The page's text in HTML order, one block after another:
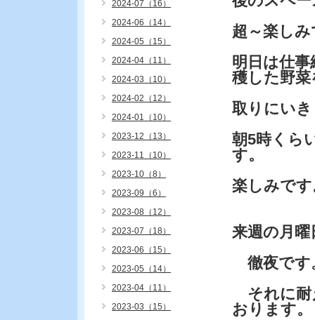
超～楽し
明日は仕
穫した野菜
取りにい
朝5時くら
す。
楽しみです
来週の月
徹夜です
それに耐
おります。
2024-07（16）
2024-06（14）
2024-05（15）
2024-04（11）
2024-03（10）
2024-02（12）
2024-01（10）
2023-12（13）
2023-11（10）
2023-10（8）
2023-09（6）
2023-08（12）
2023-07（18）
2023-06（15）
2023-05（14）
2023-04（11）
2023-03（15）